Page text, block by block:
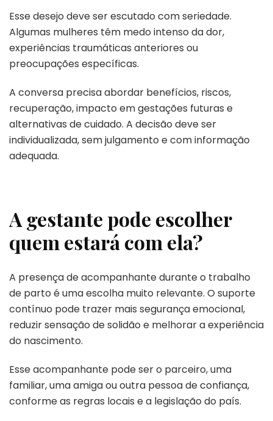
Esse desejo deve ser escutado com seriedade.
Algumas mulheres têm medo intenso da dor,
experiências traumáticas anteriores ou
preocupações específicas.
A conversa precisa abordar benefícios, riscos,
recuperação, impacto em gestações futuras e
alternativas de cuidado. A decisão deve ser
individualizada, sem julgamento e com informação
adequada.
A gestante pode escolher
quem estará com ela?
A presença de acompanhante durante o trabalho
de parto é uma escolha muito relevante. O suporte
contínuo pode trazer mais segurança emocional,
reduzir sensação de solidão e melhorar a experiência
do nascimento.
Esse acompanhante pode ser o parceiro, uma
familiar, uma amiga ou outra pessoa de confiança,
conforme as regras locais e a legislação do país.